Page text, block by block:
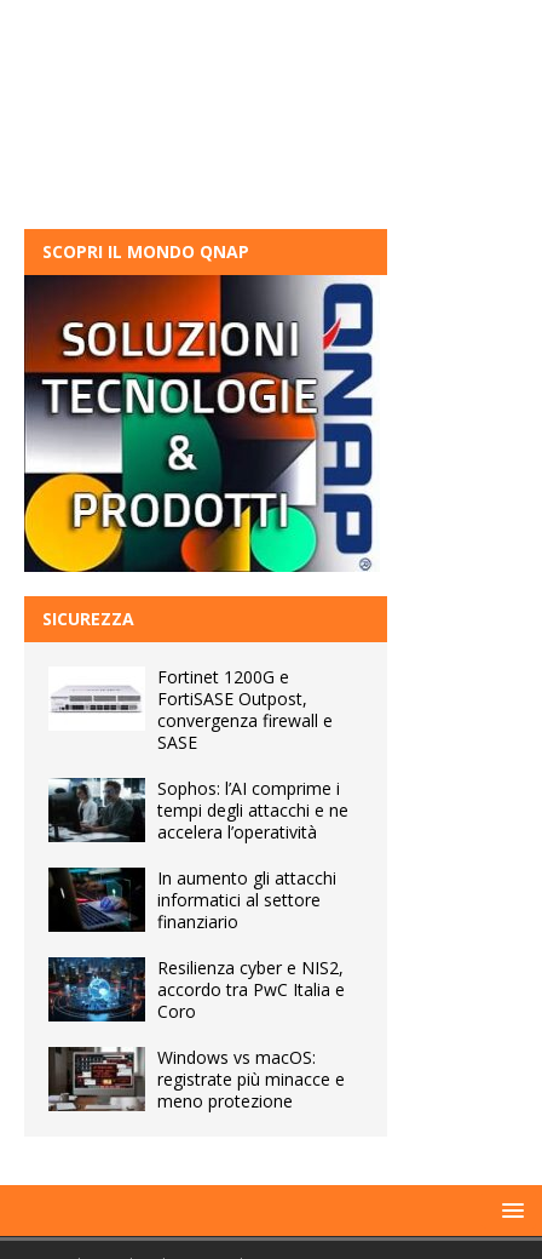
SCOPRI IL MONDO QNAP
SICUREZZA
Fortinet 1200G e
FortiSASE Outpost,
convergenza firewall e
SASE
Sophos: l’AI comprime i
tempi degli attacchi e ne
accelera l’operatività
In aumento gli attacchi
informatici al settore
finanziario
Resilienza cyber e NIS2,
accordo tra PwC Italia e
Coro
Windows vs macOS:
registrate più minacce e
meno protezione